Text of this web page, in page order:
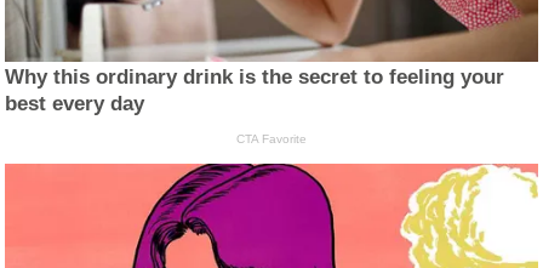
Why this ordinary drink is the secret to feeling your
best every day
CTA Favorite